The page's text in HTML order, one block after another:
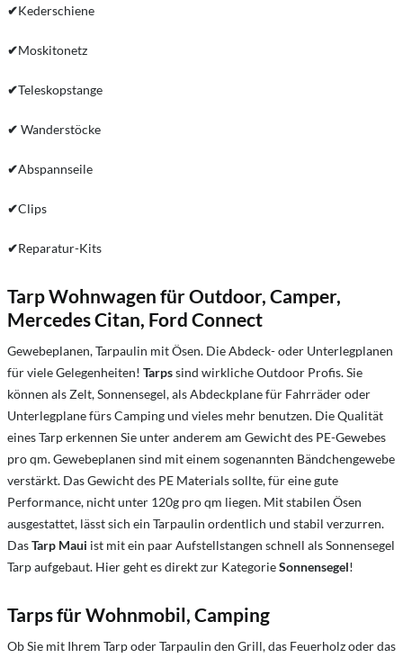
✔Kederschiene
✔Moskitonetz
✔Teleskopstange
✔ Wanderstöcke
✔Abspannseile
✔Clips
✔Reparatur-Kits
Tarp Wohnwagen für Outdoor, Camper,
Mercedes Citan, Ford Connect
Gewebeplanen, Tarpaulin mit Ösen. Die Abdeck- oder Unterlegplanen
für viele Gelegenheiten! Tarpssind wirkliche Outdoor Profis. Sie
können als Zelt, Sonnensegel, als Abdeckplane für Fahrräder oder
Unterlegplane fürs Camping und vieles mehr benutzen. Die Qualität
eines Tarp erkennen Sie unter anderem am Gewicht des PE-Gewebes
pro qm. Gewebeplanen sind mit einem sogenannten Bändchengewebe
verstärkt. Das Gewicht des PE Materials sollte, für eine gute
Performance, nicht unter 120g pro qm liegen. Mit stabilen Ösen
ausgestattet, lässt sich ein Tarpaulin ordentlich und stabil verzurren.
DasTarp Maui ist mit ein paar Aufstellstangen schnell als Sonnensegel
Tarp aufgebaut. Hier geht es direkt zur KategorieSonnensegel!
Tarps für Wohnmobil, Camping
Ob Sie mit Ihrem Tarp oder Tarpaulin den Grill, das Feuerholz oder das